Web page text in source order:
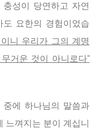
성이 당연하고 자연
요한의 경험이었습
니 우리가 그의 계명
거운 것이 아니로다”
에 하나님의 말씀과
느껴지는 분이 계십니